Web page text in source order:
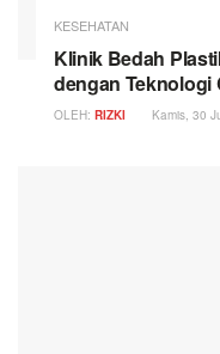
KESEHATAN
Klinik Bedah
dengan Teknologi
OLEH: RIZKI Kamis, 30